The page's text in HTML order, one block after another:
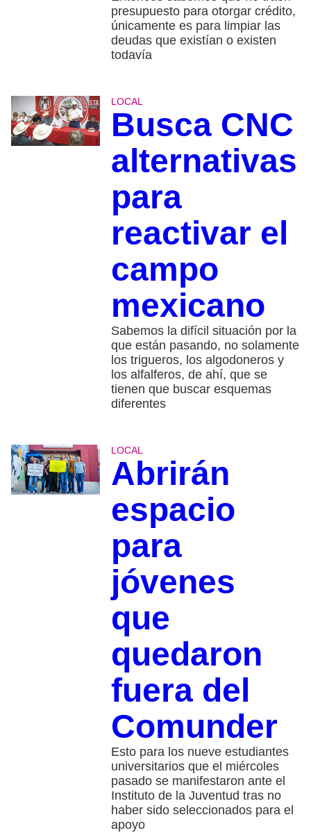
presupuesto para otorgar crédito,
únicamente es para limpiar las
deudas que existían o existen
todavía
LOCAL
Busca CNC
alternativas
para
reactivar el
campo
mexicano
Sabemos la difícil situación por la
que están pasando, no solamente
los trigueros, los algodoneros y
los alfalferos, de ahí, que se
tienen que buscar esquemas
diferentes
LOCAL
Abrirán
espacio
para
jóvenes
que
quedaron
fuera del
Comunder
Esto para los nueve estudiantes
universitarios que el miércoles
pasado se manifestaron ante el
Instituto de la Juventud tras no
haber sido seleccionados para el
apoyo